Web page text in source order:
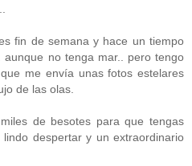
fin de semana y hace un tiempo
aunque no tenga mar.. pero tengo
me envía unas fotos estelares
de las olas.
de besotes para que tengas
despertar y un extraordinario